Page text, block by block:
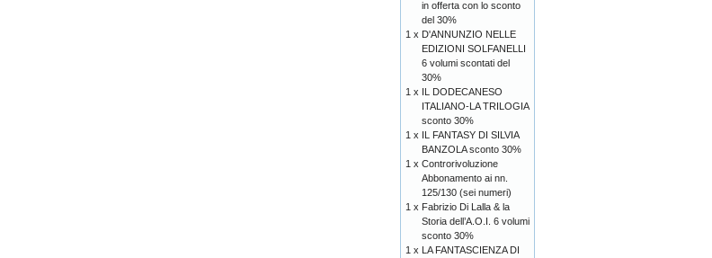
in offerta con lo sconto
del 30%
1 x D'ANNUNZIO NELLE
EDIZIONI SOLFANELLI
6 volumi scontati del
30%
1 x IL DODECANESO
ITALIANO-LA TRILOGIA
sconto 30%
1 x IL FANTASY DI SILVIA
BANZOLA sconto 30%
1 x Controrivoluzione
Abbonamento ai nn.
125/130 (sei numeri)
1 x Fabrizio Di Lalla & la
Storia dell’A.O.I. 6 volumi
sconto 30%
1 x LA FANTASCIENZA DI